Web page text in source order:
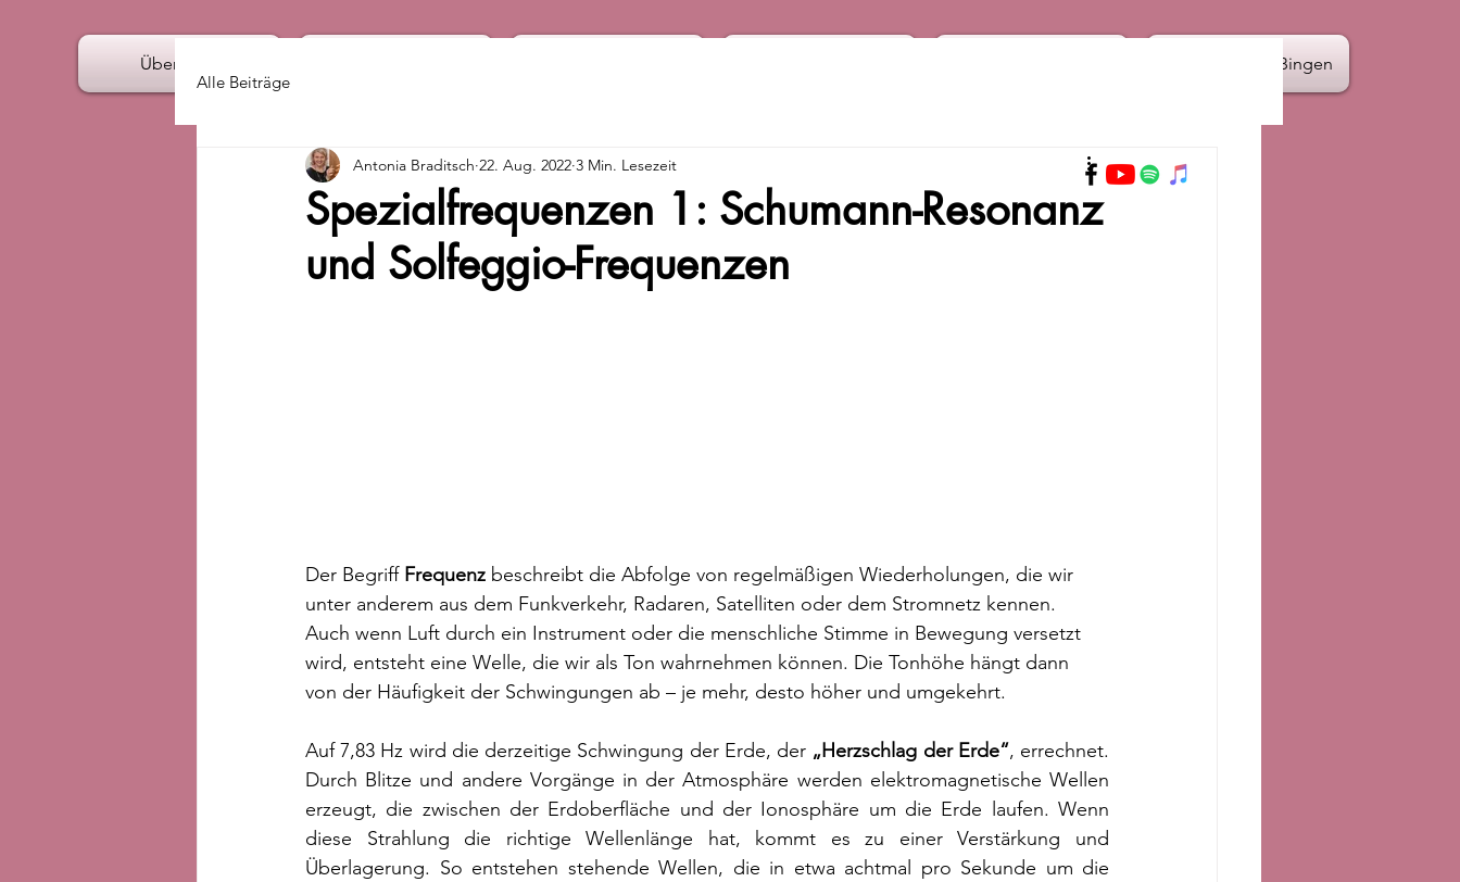
Über mich
Hildegard von Bingen
Alle Beiträge
Spezialfrequenzen 1: Schumann-Resonanz
und Solfeggio-Frequenzen
Antonia Braditsch 22. Aug. 2022 3 Min. Lesezeit
Der Begriff Frequenz beschreibt die Abfolge von regelmäßigen Wiederholungen, die wir
unter anderem aus dem Funkverkehr, Radaren, Satelliten oder dem Stromnetz kennen.
Auch wenn Luft durch ein Instrument oder die menschliche Stimme in Bewegung versetzt
wird, entsteht eine Welle, die wir als Ton wahrnehmen können. Die Tonhöhe hängt dann
von der Häufigkeit der Schwingungen ab – je mehr, desto höher und umgekehrt.
Auf 7,83 Hz wird die derzeitige Schwingung der Erde, der „Herzschlag der Erde“
Durch Blitze und andere Vorgänge in der Atmosphäre werden elektromagnetische Wellen
erzeugt, die zwischen der Erdoberfläche und der Ionosphäre um die Erde laufen. Wenn
diese Strahlung die richtige Wellenlänge hat, kommt es zu einer Verstärkung und
Überlagerung. So entstehen stehende Wellen, die in etwa achtmal pro Sekunde um die